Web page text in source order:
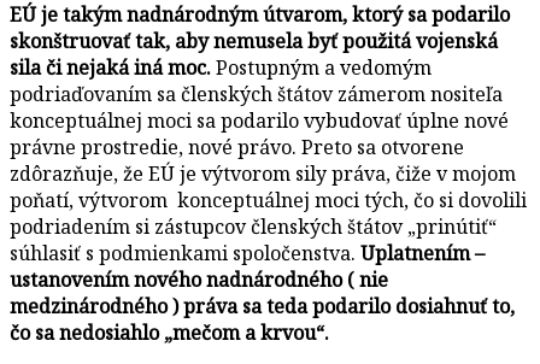
EÚ je takým nadnárodným útvarom, ktorý sa podarilo
skonštruovať tak, aby nemusela byť použitá vojenská
sila či nejaká iná moc.Postupným a vedomým
podriaďovaním sa členských štátov zámerom nositeľa
konceptuálnej moci sa podarilo vybudovať úplne nové
právne prostredie, nové právo. Preto sa otvorene
zdôrazňuje, že EÚ je výtvorom sily práva, čiže v mojom
poňatí, výtvorom konceptuálnej moci tých, čo si dovolili
podriadením si zástupcov členských štátov „prinútiť“
súhlasiť s podmienkami spoločenstva. Uplatnením –
ustanovením nového nadnárodného ( nie
medzinárodného ) práva sa teda podarilo dosiahnuť to,
čo sa nedosiahlo „mečom a krvou“.